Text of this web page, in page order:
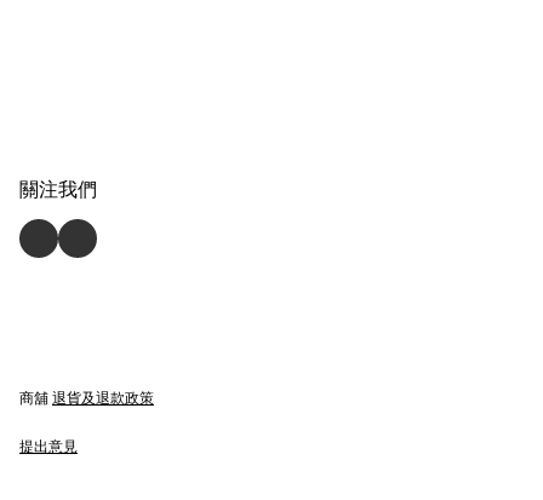
關注我們
商舖 退貨及退款政策
提出意見